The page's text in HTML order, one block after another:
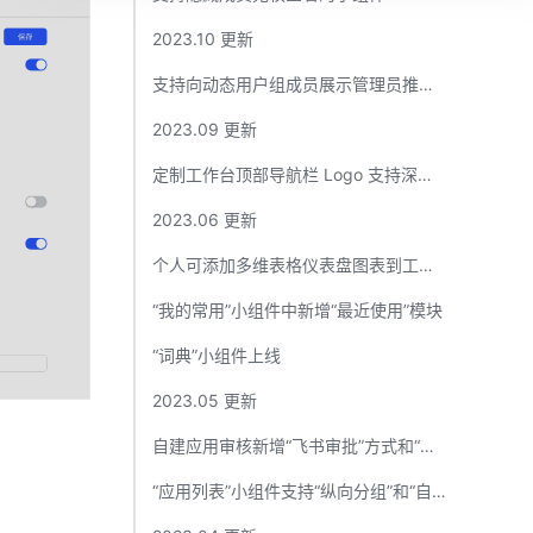
2023.10 更新​
支持向动态用户组成员展示管理员推荐应用​
2023.09 更新​
定制工作台顶部导航栏 Logo 支持深色和浅色两种模式​
2023.06 更新​
个人可添加多维表格仪表盘图表到工作台​
“我的常用”小组件中新增“最近使用”模块 ​
“词典”小组件上线 ​
2023.05 更新​
自建应用审核新增“飞书审批”方式和“申请理由”填写要求​
“应用列表”小组件支持“纵向分组”和“自适应高度” ​